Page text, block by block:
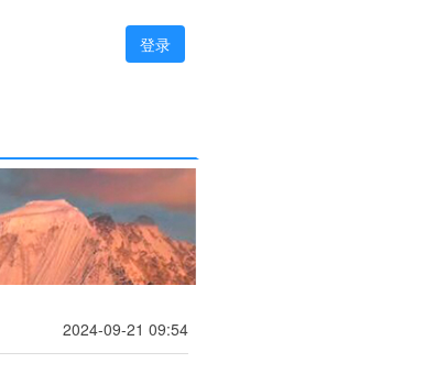
登录
2024-09-21 09:54